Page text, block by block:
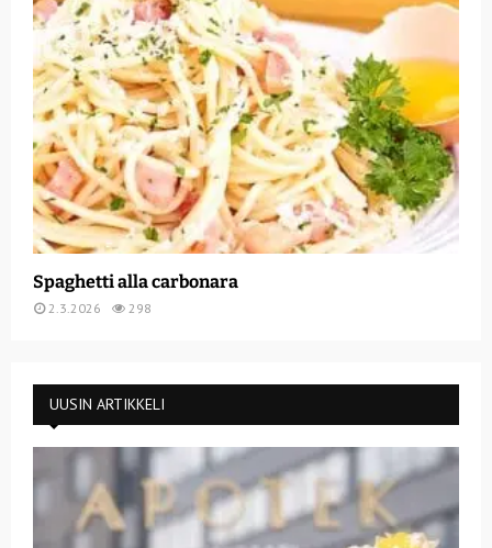
Spaghetti alla carbonara
2.3.2026 298
UUSIN ARTIKKELI